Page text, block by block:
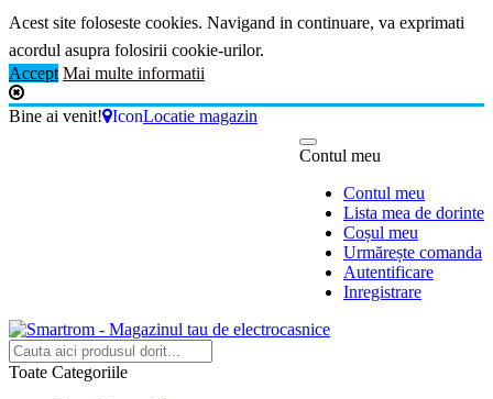
Acest site foloseste cookies. Navigand in continuare, va exprimati
acordul asupra folosirii cookie-urilor.
Accept Mai multe informatii
Bine ai venit! IconLocatie magazin
Contul meu
Contul meu
Lista mea de dorinte
Coșul meu
Urmărește comanda
Autentificare
Inregistrare
Toate Categoriile